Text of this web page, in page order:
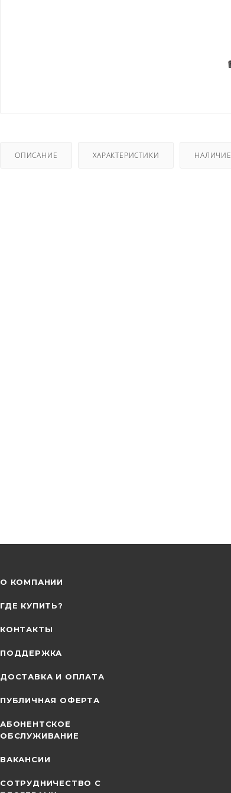
ОПИСАНИЕ ХАРАКТЕРИСТИКИ НАЛИЧИЕ
О КОМПАНИИ
ГДЕ КУПИТЬ?
КОНТАКТЫ
ПОДДЕРЖКА
ДОСТАВКА И ОПЛАТА
ПУБЛИЧНАЯ ОФЕРТА
АБОНЕНТСКОЕ
ОБСЛУЖИВАНИЕ
ВАКАНСИИ
СОТРУДНИЧЕСТВО С